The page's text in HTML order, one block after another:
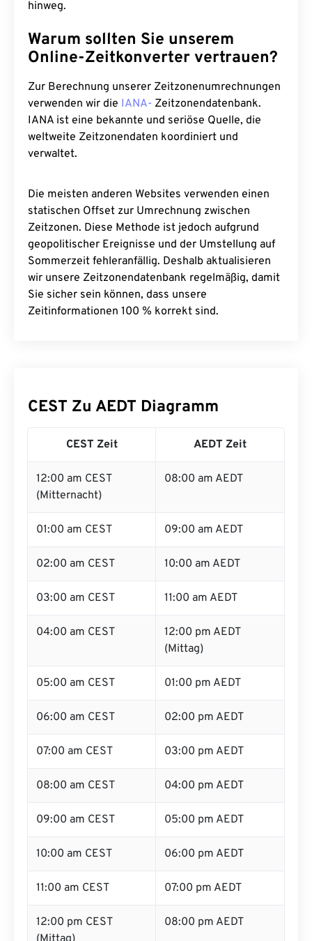
hinweg.
Warum sollten Sie unserem
Online-Zeitkonverter vertrauen?
Zur Berechnung unserer Zeitzonenumrechnungen
verwenden wir die IANA- Zeitzonendatenbank.
IANA ist eine bekannte und seriöse Quelle, die
weltweite Zeitzonendaten koordiniert und
verwaltet.
Die meisten anderen Websites verwenden einen
statischen Offset zur Umrechnung zwischen
Zeitzonen. Diese Methode ist jedoch aufgrund
geopolitischer Ereignisse und der Umstellung auf
Sommerzeit fehleranfällig. Deshalb aktualisieren
wir unsere Zeitzonendatenbank regelmäßig, damit
Sie sicher sein können, dass unsere
Zeitinformationen 100 % korrekt sind.
CEST Zu AEDT Diagramm
CEST Zeit AEDT Zeit
12:00 am CEST
(Mitternacht)
08:00 am AEDT
01:00 am CEST 09:00 am AEDT
02:00 am CEST 10:00 am AEDT
03:00 am CEST 11:00 am AEDT
04:00 am CEST
12:00 pm AEDT
(Mittag)
05:00 am CEST 01:00 pm AEDT
06:00 am CEST 02:00 pm AEDT
07:00 am CEST 03:00 pm AEDT
08:00 am CEST 04:00 pm AEDT
09:00 am CEST 05:00 pm AEDT
10:00 am CEST 06:00 pm AEDT
11:00 am CEST 07:00 pm AEDT
12:00 pm CEST
08:00 pm AEDT